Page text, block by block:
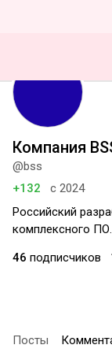
Компания
@bss
+132
с 2024
Российский
комплексного
46 подписчиков
Посты